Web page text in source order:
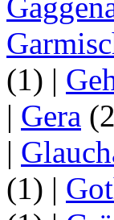
(1) |
| Gera
|
(1) |